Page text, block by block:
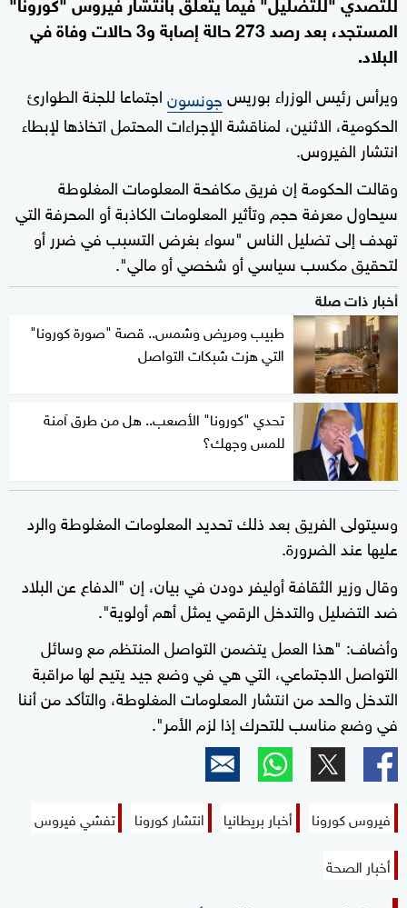
المستجد، بعد رصد 273 حالة إصابة و3 حالات وفاة في
البلاد.
ويرأس رئيس الوزراء بوريسجونسوناجتماعا للجنة الطوارئ
الحكومية، الاثنين، لمناقشة الإجراءات المحتمل اتخاذها لإبطاء
انتشار الفيروس.
وقالت الحكومة إن فريق مكافحة المعلومات المغلوطة
سيحاول معرفة حجم وتأثير المعلومات الكاذبة أو المحرفة التي
تهدف إلى تضليل الناس "سواء بغرض التسبب في ضرر أو
لتحقيق مكسب سياسي أو شخصي أو مالي".
أخبار ذات صلة
طبيب ومريض وشمس.. قصة "صورة كورونا"
التي هزت شبكات التواصل
تحدي "كورونا" الأصعب.. هل من طرق آمنة
للمس وجهك؟
وسيتولى الفريق بعد ذلك تحديد المعلومات المغلوطة والرد
عليها عند الضرورة.
وقال وزير الثقافة أوليفر دودن في بيان، إن "الدفاع عن البلاد
ضد التضليل والتدخل الرقمي يمثل أهم أولوية".
وأضاف: "هذا العمل يتضمن التواصل المنتظم مع وسائل
التواصل الاجتماعي، التي هي في وضع جيد يتيح لها مراقبة
التدخل والحد من انتشار المعلومات المغلوطة، والتأكد من أننا
في وضع مناسب للتحرك إذا لزم الأمر".
فيروس كورونا أخبار بريطانيا انتشار كورونا
تفشي فيروس
أخبار الصحة